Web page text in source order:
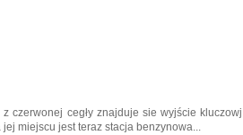
czerwonej cegły znajduje sie wyjście kluczowj
miejscu jest teraz stacja benzynowa...